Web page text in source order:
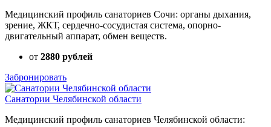
Медицинский профиль санаториев Сочи: органы дыхания,
зрение, ЖКТ, сердечно-сосудистая система, опорно-
двигательный аппарат, обмен веществ.
от 2880 рублей
Забронировать
Санатории Челябинской области
Медицинский профиль санаториев Челябинской области: